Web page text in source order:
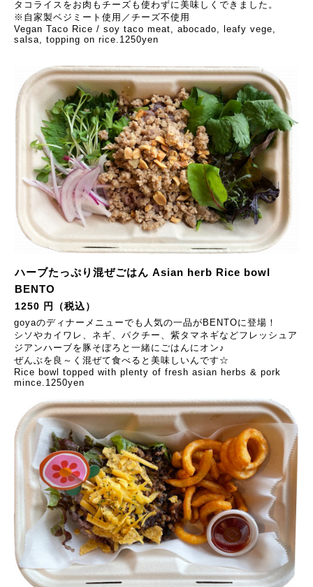
タコライスをお肉もチーズも使わずに美味しくできました。
※自家製ベジミート使用／チーズ不使用
Vegan Taco Rice / soy taco meat, abocado, leafy vege,
salsa, topping on rice.1250yen
ハーブたっぷり混ぜごはん Asian herb Rice bowl
BENTO
1250 円（税込）
goyaのディナーメニューでも人気の一品がBENTOに登場！
シソやカイワレ、ネギ、パクチー、紫タマネギなどフレッシュア
ジアンハーブを豚そぼろと一緒にごはんにオン♪
ぜんぶを良～く混ぜて食べると美味しいんです☆
Rice bowl topped with plenty of fresh asian herbs & pork
mince.1250yen